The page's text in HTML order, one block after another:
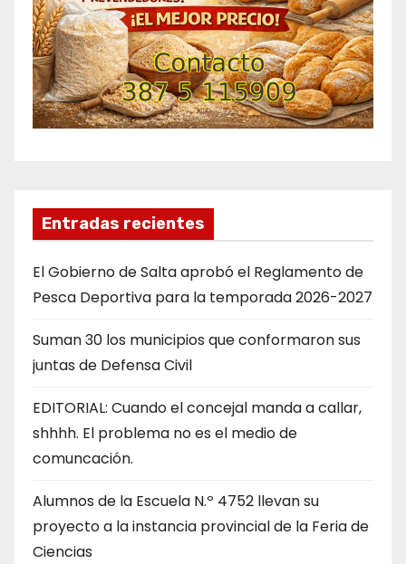
Entradas recientes
El Gobierno de Salta aprobó el Reglamento de
Pesca Deportiva para la temporada 2026-2027
Suman 30 los municipios que conformaron sus
juntas de Defensa Civil
EDITORIAL: Cuando el concejal manda a callar,
shhhh. El problema no es el medio de
comuncación.
Alumnos de la Escuela N.º 4752 llevan su
proyecto a la instancia provincial de la Feria de
Ciencias